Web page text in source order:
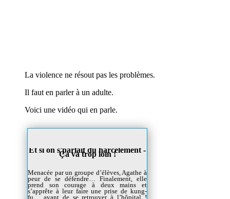
La violence ne résout pas les problèmes.
Il faut en parler à un adulte.
Voici une vidéo qui en parle.
Et si on s'parlait du harcèlement -
Ça va trop loin !
Menacée par un groupe d’élèves, Agathe à
peur de se défendre… Finalement, elle
prend son courage à deux mains et
s’apprête à leur faire une prise de kung-